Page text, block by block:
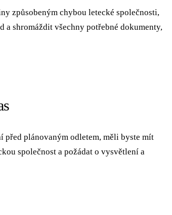
způsobeným chybou letecké společnosti,
shromáždit všechny potřebné dokumenty,
před plánovaným odletem, měli byste mít
společnost a požádat o vysvětlení a